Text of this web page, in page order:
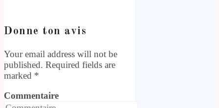
Donne ton avis
Your email address will not be
published. Required fields are
marked *
Commentaire